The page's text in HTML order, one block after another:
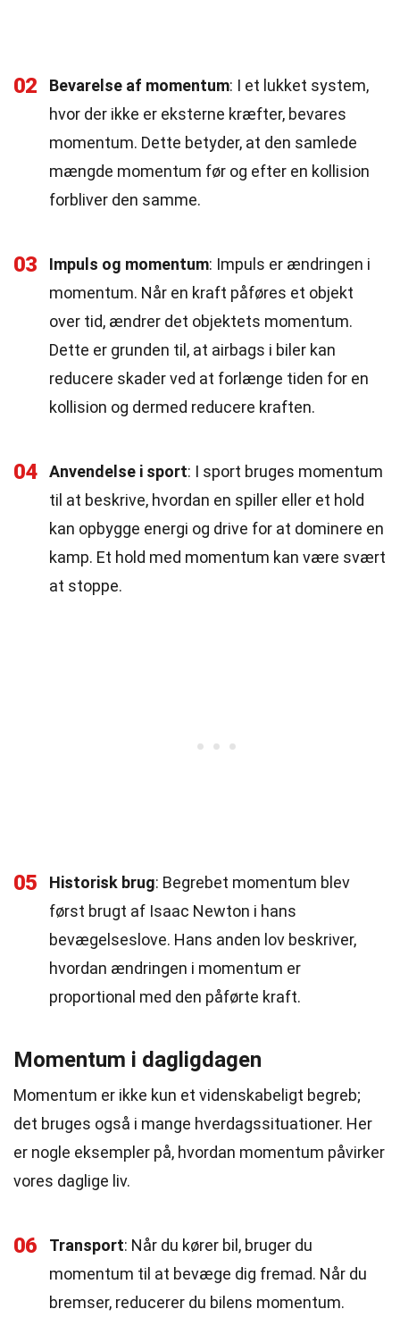
02 Bevarelse af momentum: I et lukket system,
hvor der ikke er eksterne kræfter, bevares
momentum. Dette betyder, at den samlede
mængde momentum før og efter en kollision
forbliver den samme.
03 Impuls og momentum: Impuls er ændringen i
momentum. Når en kraft påføres et objekt
over tid, ændrer det objektets momentum.
Dette er grunden til, at airbags i biler kan
reducere skader ved at forlænge tiden for en
kollision og dermed reducere kraften.
04 Anvendelse i sport: I sport bruges momentum
til at beskrive, hvordan en spiller eller et hold
kan opbygge energi og drive for at dominere en
kamp. Et hold med momentum kan være svært
at stoppe.
05 Historisk brug: Begrebet momentum blev
først brugt af Isaac Newton i hans
bevægelseslove. Hans anden lov beskriver,
hvordan ændringen i momentum er
proportional med den påførte kraft.
Momentum i dagligdagen
Momentum er ikke kun et videnskabeligt begreb;
det bruges også i mange hverdagssituationer. Her
er nogle eksempler på, hvordan momentum påvirker
vores daglige liv.
06 Transport: Når du kører bil, bruger du
momentum til at bevæge dig fremad. Når du
bremser, reducerer du bilens momentum.